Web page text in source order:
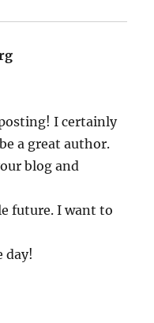
I certainly
a great author.
blog and
future. I want to
day!